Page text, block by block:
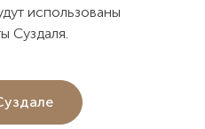
использованы
Суздаля.